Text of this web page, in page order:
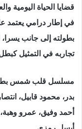
قضايا الحياة اليومية
في إطار درامي يعتمد
بطولته إلى جانب
تجاربه في التمثيل
مسلسل قلب شمس
بدر، محمود قابيل،
أحمد وفيق، عمرو